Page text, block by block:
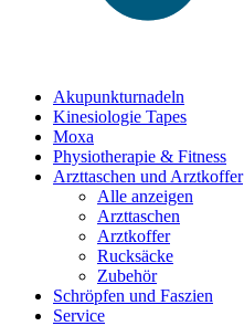
Akupunkturnadeln
Kinesiologie Tapes
Moxa
Physiotherapie & Fitness
Arzttaschen und Arztkoffer
Alle anzeigen
Arzttaschen
Arztkoffer
Rucksäcke
Zubehör
Schröpfen und Faszien
Service